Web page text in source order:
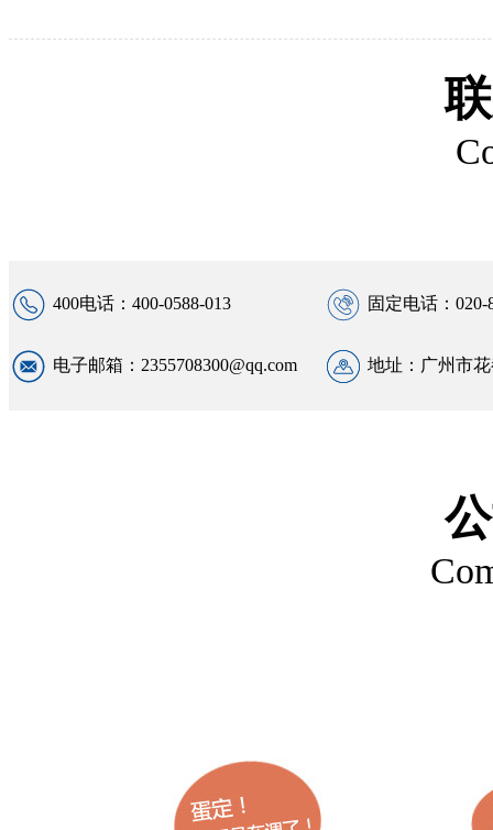
400电话：400-0588-013 固定电话：020-
电子邮箱：2355708300@qq.com 地址：广州市